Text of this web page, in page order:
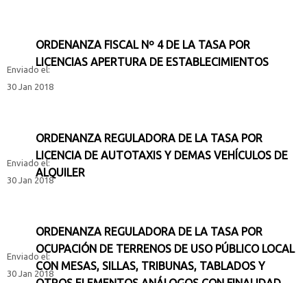
ORDENANZA FISCAL Nº 4 DE LA TASA POR
LICENCIAS APERTURA DE ESTABLECIMIENTOS
Enviado el:
30 Jan 2018
ORDENANZA REGULADORA DE LA TASA POR
LICENCIA DE AUTOTAXIS Y DEMAS VEHÍCULOS DE
ALQUILER
Enviado el:
30 Jan 2018
ORDENANZA REGULADORA DE LA TASA POR
OCUPACIÓN DE TERRENOS DE USO PÚBLICO LOCAL
CON MESAS, SILLAS, TRIBUNAS, TABLADOS Y
Enviado el:
30 Jan 2018